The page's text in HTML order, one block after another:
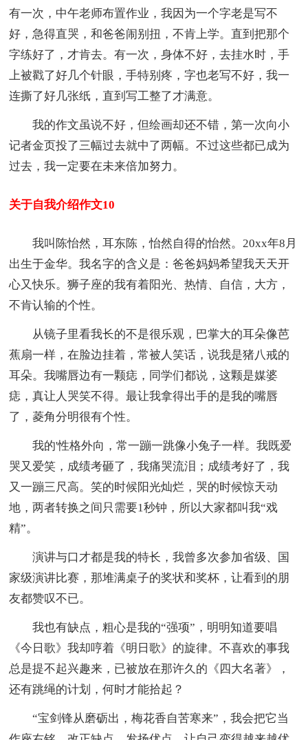
有一次，中午老师布置作业，我因为一个字老是写不
好，急得直哭，和爸爸闹别扭，不肯上学。直到把那个
字练好了，才肯去。有一次，身体不好，去挂水时，手
上被戳了好几个针眼，手特别疼，字也老写不好，我一
连撕了好几张纸，直到写工整了才满意。
我的作文虽说不好，但绘画却还不错，第一次向小
记者金页投了三幅过去就中了两幅。不过这些都已成为
过去，我一定要在未来倍加努力。
关于自我介绍作文10
我叫陈怡然，耳东陈，怡然自得的怡然。20xx年8月
出生于金华。我名字的含义是：爸爸妈妈希望我天天开
心又快乐。狮子座的我有着阳光、热情、自信，大方，
不肯认输的个性。
从镜子里看我长的不是很乐观，巴掌大的耳朵像芭
蕉扇一样，在脸边挂着，常被人笑话，说我是猪八戒的
耳朵。我嘴唇边有一颗痣，同学们都说，这颗是媒婆
痣，真让人哭笑不得。最让我拿得出手的是我的嘴唇
了，菱角分明很有个性。
我的'性格外向，常一蹦一跳像小兔子一样。我既爱
哭又爱笑，成绩考砸了，我痛哭流泪；成绩考好了，我
又一蹦三尺高。笑的时候阳光灿烂，哭的时候惊天动
地，两者转换之间只需要1秒钟，所以大家都叫我“戏
精”。
演讲与口才都是我的特长，我曾多次参加省级、国
家级演讲比赛，那堆满桌子的奖状和奖杯，让看到的朋
友都赞叹不已。
我也有缺点，粗心是我的“强项”，明明知道要唱
《今日歌》我却哼着《明日歌》的旋律。不喜欢的事我
总是提不起兴趣来，已被放在那许久的《四大名著》，
还有跳绳的计划，何时才能拾起？
“宝剑锋从磨砺出，梅花香自苦寒来”，我会把它当